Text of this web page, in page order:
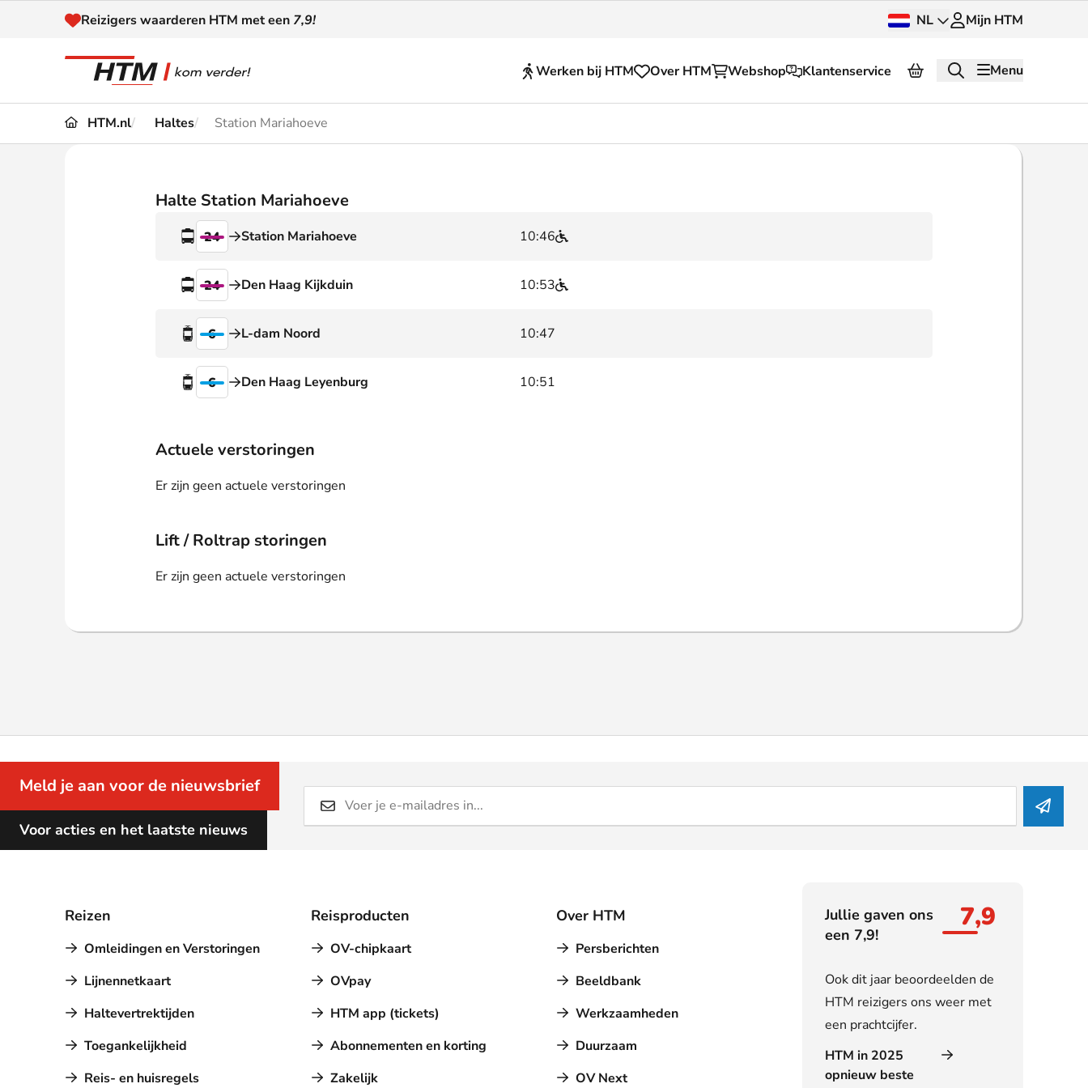
Naar inhoud
Reizigers waarderen HTM met een 7,9! NL Mijn HTM
Werken bij HTM Over HTM Webshop Klantenservice Menu
Omleidingen en
Klantenservice
Haagse Hopper
HTM.nl Haltes Station Mariahoeve
Halte Station Mariahoeve
24 10:46
Station Mariahoeve
24 10:53
Den Haag Kijkduin
6 10:47
L-dam Noord
6 10:51
Den Haag Leyenburg
Actuele verstoringen
Er zijn geen actuele verstoringen
Lift / Roltrap storingen
Er zijn geen actuele verstoringen
Meld je aan voor de nieuwsbrief
Voor acties en het laatste nieuws
Reizen
Omleidingen en Verstoringen
Lijnennetkaart
Haltevertrektijden
Toegankelijkheid
Reis- en huisregels
Reisproducten
OV-chipkaart
OVpay
HTM app (tickets)
Abonnementen en korting
Zakelijk
Over HTM
Persberichten
Beeldbank
Werkzaamheden
Duurzaam
OV Next
Jullie gaven ons
een 7,9!
7,9
Ook dit jaar beoordeelden de
HTM reizigers ons weer met
een prachtcijfer.
HTM in 2025
opnieuw beste